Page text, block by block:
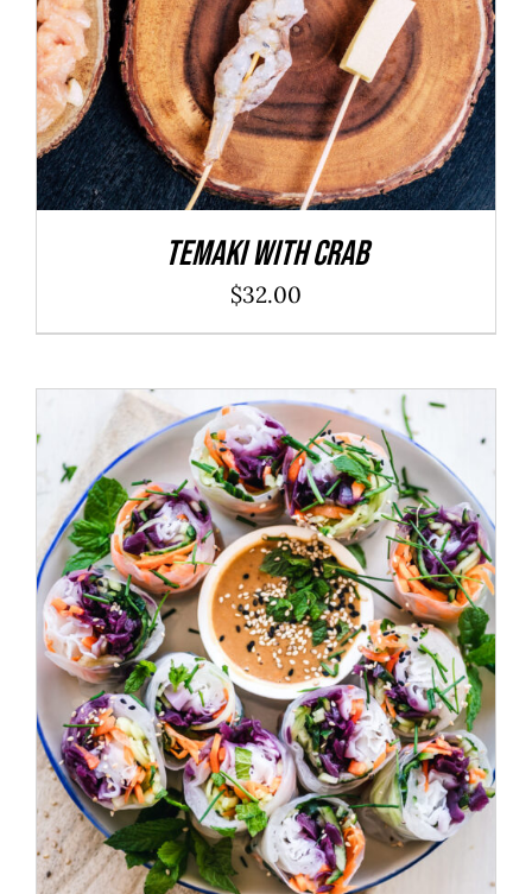
Temaki With Crab
$32.00
ADD TO CART / DÉTAILS